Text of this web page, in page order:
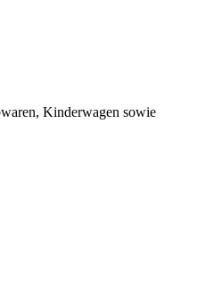
Kinderwagen sowie